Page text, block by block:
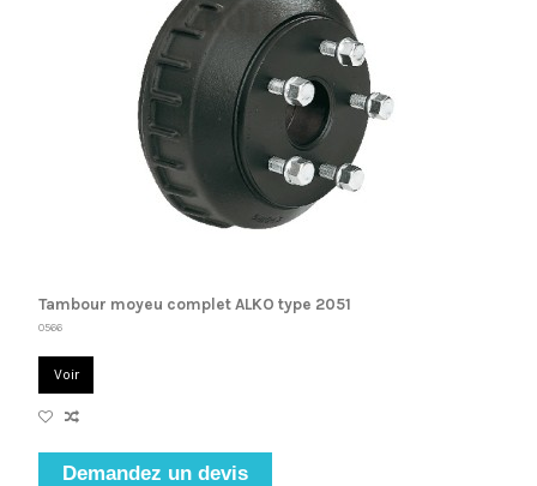
Tambour moyeu complet ALKO type 2051
0566
Voir
Demandez un devis